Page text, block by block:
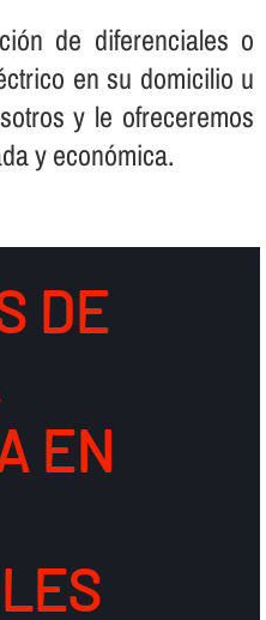
de diferenciales o
en su domicilio u
y le ofreceremos
y económica.
DE
EN